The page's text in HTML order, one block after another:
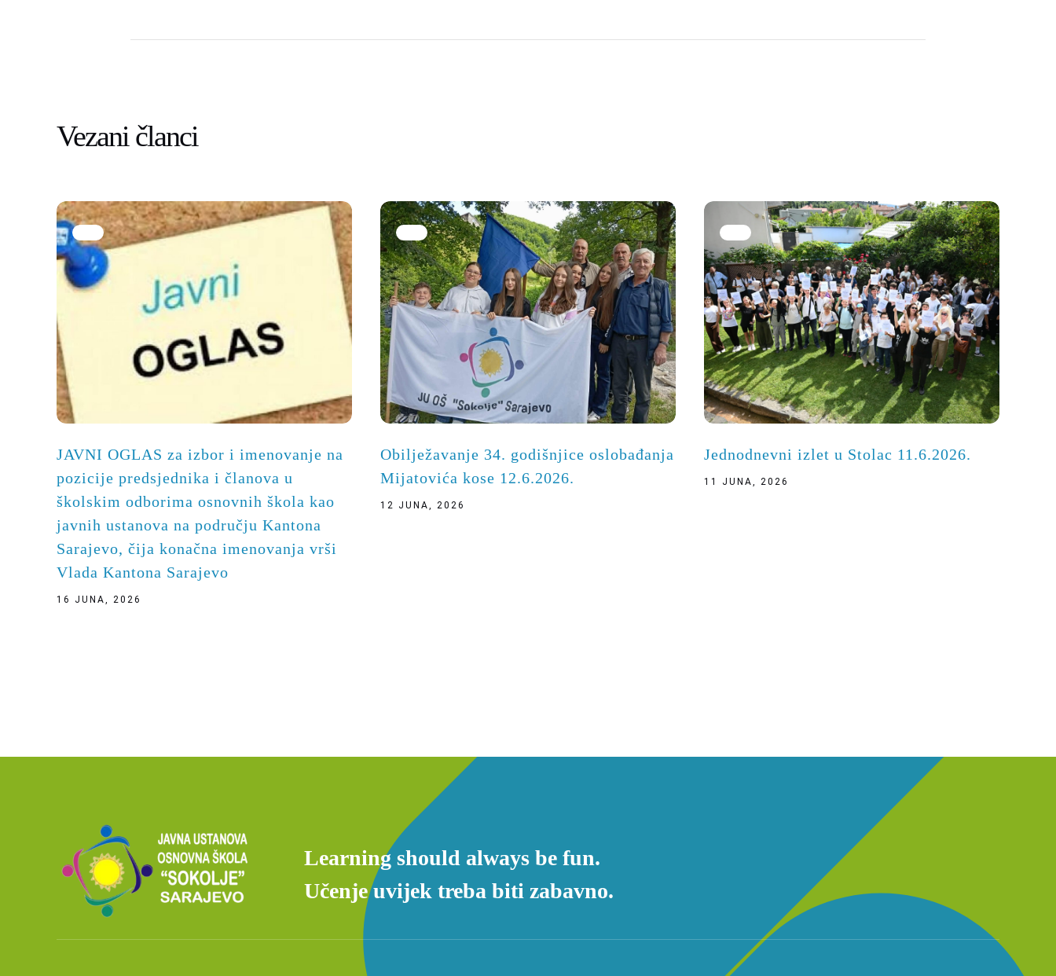
Vezani članci
JAVNI OGLAS za izbor i imenovanje na
pozicije predsjednika i članova u
školskim odborima osnovnih škola kao
javnih ustanova na području Kantona
Sarajevo, čija konačna imenovanja vrši
Vlada Kantona Sarajevo
16 JUNA, 2026
Obilježavanje 34. godišnjice oslobađanja
Mijatovića kose 12.6.2026.
12 JUNA, 2026
Jednodnevni izlet u Stolac 11.6.2026.
11 JUNA, 2026
Learning should always be fun.
Učenje uvijek treba biti zabavno.